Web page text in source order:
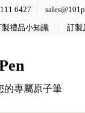
6427
製禮品小知識 訂製
的專屬原子筆